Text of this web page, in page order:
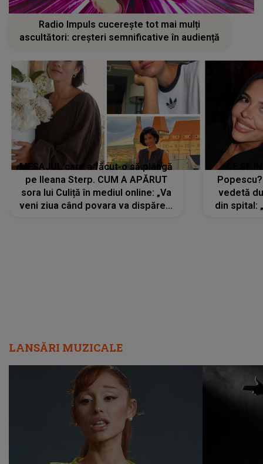
Radio Impuls cucerește tot mai mulți
ascultători: creșteri semnificative în audiență
MESAJUL care a făcut-o să plângă
pe Ileana Sterp. CUM A APĂRUT
sora lui Culiță în mediul online: „Va
veni ziua când povara va dispărea,
vedetă
din spital:
LANSĂRI MUZICALE